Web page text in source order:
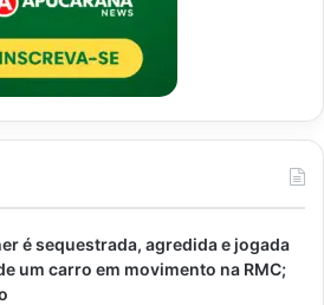
é sequestrada, agredida e jogada
um carro em movimento na RMC;